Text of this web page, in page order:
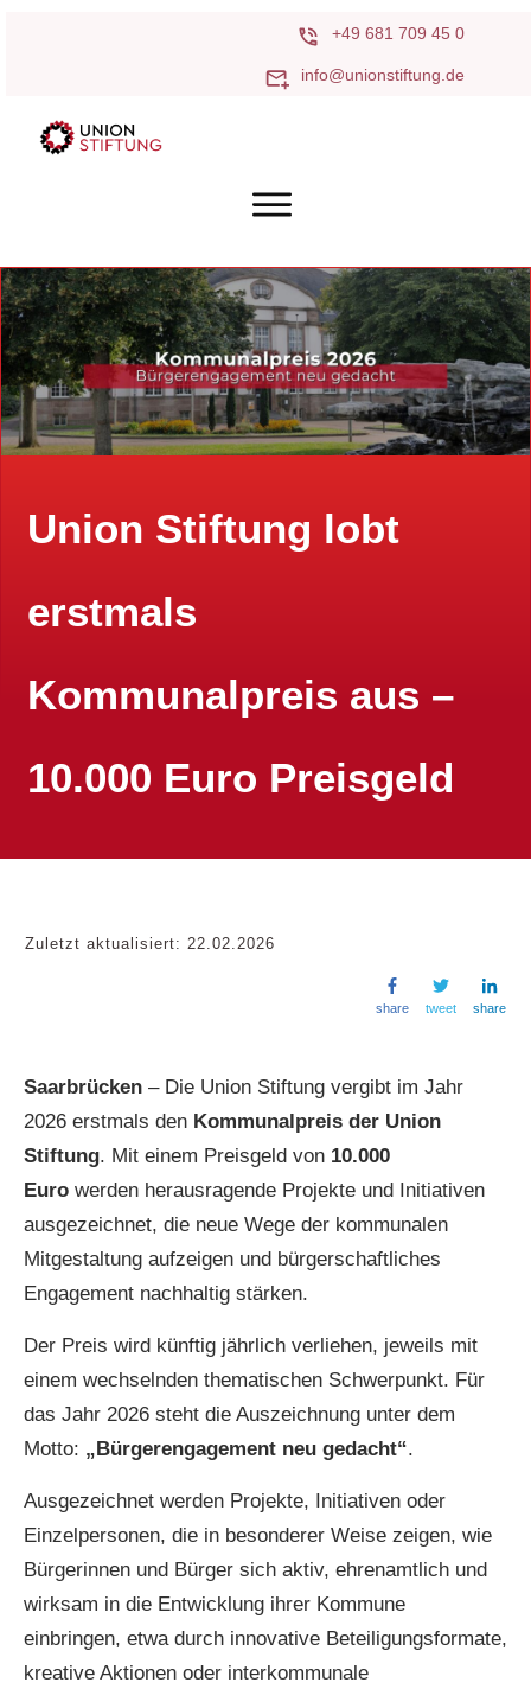
+49 681 709 45 0
info@unionstiftung.de
Union Stiftung lobt
erstmals
Kommunalpreis aus –
10.000 Euro Preisgeld
Zuletzt aktualisiert: 22.02.2026
share tweet share
Saarbrücken – Die Union Stiftung vergibt im Jahr
2026 erstmals den Kommunalpreis der Union
Stiftung. Mit einem Preisgeld von 10.000
Euro werden herausragende Projekte und Initiativen
ausgezeichnet, die neue Wege der kommunalen
Mitgestaltung aufzeigen und bürgerschaftliches
Engagement nachhaltig stärken.
Der Preis wird künftig jährlich verliehen, jeweils mit
einem wechselnden thematischen Schwerpunkt. Für
das Jahr 2026 steht die Auszeichnung unter dem
Motto: „Bürgerengagement neu gedacht“.
Ausgezeichnet werden Projekte, Initiativen oder
Einzelpersonen, die in besonderer Weise zeigen, wie
Bürgerinnen und Bürger sich aktiv, ehrenamtlich und
wirksam in die Entwicklung ihrer Kommune
einbringen, etwa durch innovative Beteiligungsformate,
kreative Aktionen oder interkommunale